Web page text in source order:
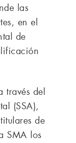
las
en el
de
través del
(SSA),
de
SMA los